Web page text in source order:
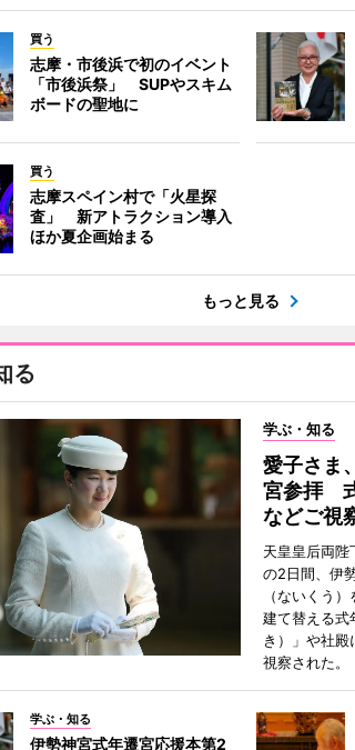
買う
志摩・市後浜で初のイベント
「市後浜祭」 SUPやスキム
ボードの聖地に
買う
志摩スペイン村で「火星探
査」 新アトラクション導入
ほか夏企画始まる
もっと見る
る
学ぶ・知る
愛子さま
宮参拝
などご視
天皇皇后両陛
の2日間、伊
（ないくう
建て替える式
き）」や社
視察された。
学ぶ・知る
伊勢神宮式年遷宮応援本第2